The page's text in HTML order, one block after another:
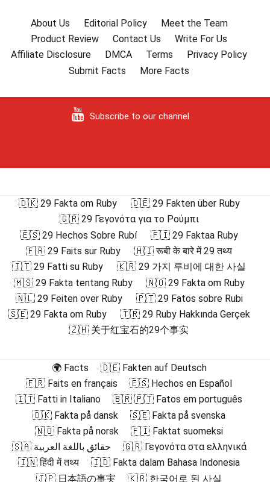
About Us Editorial Policy
Meet the Team
Product Review
Contact Us
Write For Us
Affiliate Disclosure
DMCA Terms
Privacy Policy
Submit Facts
More Facts
Subscribe to our channel
🇩🇰 29 Fakta om Ruby
🇩🇪 29 Fakten über Ruby
🇬🇷 29 Γεγονότα για το Ρούμπι
🇪🇸 29 Hechos Sobre Rubí
🇫🇮 29 Faktaa Ruby
🇫🇷 29 Faits sur Ruby
🇭🇮 रूबी के बारे में 29 तथ्य
🇮🇹 29 Fatti su Ruby
🇰🇷 29 가지 루비에 대한 사실
🇲🇸 29 Fakta tentang Ruby
🇳🇴 29 Fakta om Ruby
🇳🇱 29 Feiten over Ruby
🇵🇹 29 Fatos sobre Rubi
🇸🇪 29 Fakta om Ruby
🇹🇷 29 Ruby Hakkında Gerçek
🇿🇭 关于红宝石的29个事实
🌍 Facts
🇩🇪 Fakten auf Deutsch
🇫🇷 Faits en français
🇪🇸 Hechos en Español
🇮🇹 Fatti in Italiano
🇧🇷 🇵🇹 Fatos em português
🇩🇰 Fakta på dansk
🇸🇪 Fakta på svenska
🇳🇴 Fakta på norsk
🇫🇮 Faktat suomeksi
🇸🇦 حقائق باللغة العربية
🇬🇷 Γεγονότα στα ελληνικά
🇮🇳 हिंदी में तथ्य
🇮🇩 Fakta dalam Bahasa Indonesia
🇯🇵 日本語の事実
🇰🇷 한국어로 된 사실